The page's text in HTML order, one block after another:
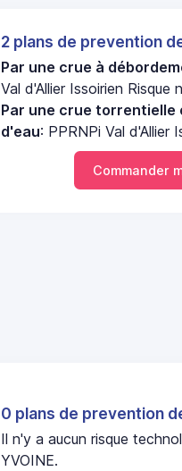
2 plans de prevention
Par une crue à
Val d'Allier Issoirien Risque
Par une crue torrentielle
d'eau: PPRNPi Val d'Allier
Commander
0 plans de prevention
Il n'y a aucun risque
YVOINE.